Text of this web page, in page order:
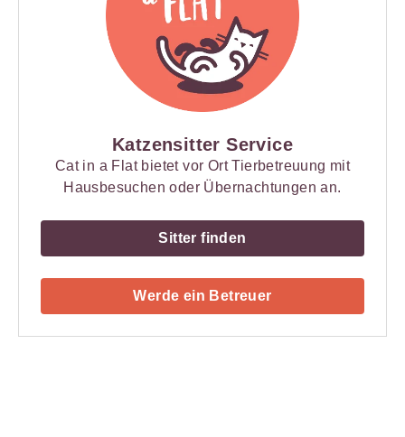
Katzensitter Service
Cat in a Flat bietet vor Ort Tierbetreuung mit
Hausbesuchen oder Übernachtungen an.
Sitter finden
Werde ein Betreuer